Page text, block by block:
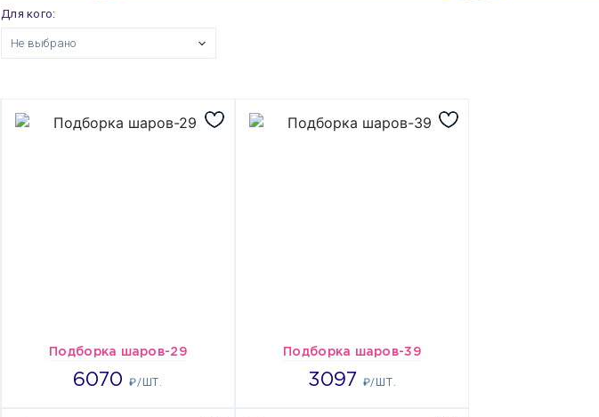
Для кого:
Не выбрано
Подборка шаров-29
6070₽/ШТ.
6070 Подборка шаров-39
3097 ₽/ШТ.
3097